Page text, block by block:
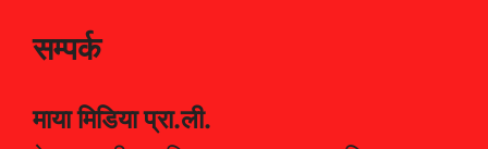
सम्पर्क
माया मिडिया प्रा.ली.